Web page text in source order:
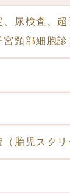
尿検査、
頸部細胞診
胎児スクリ